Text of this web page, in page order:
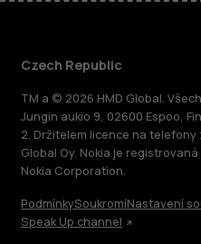
Czech Republic
TM a © 2026 HMD Global.
Jungin aukio 9, 02600 Espoo,
2. Držitelem licence na telefony
Global Oy. Nokia je
Nokia Corporation.
PodmínkySoukromíNastavení
Speak Up channel